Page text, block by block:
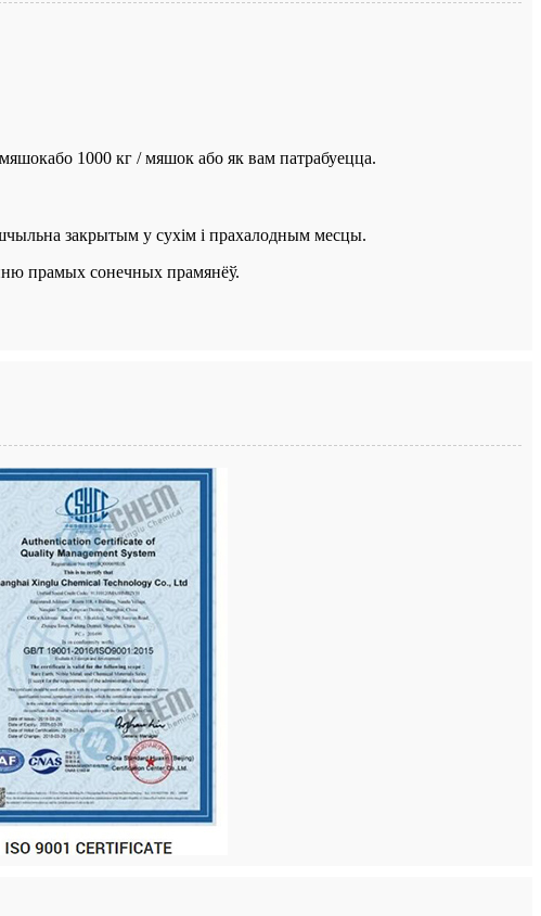
або 1000 кг / мяшок або як вам патрабуецца.
закрытым у сухім і прахалодным месцы.
прамых сонечных прамянёў.